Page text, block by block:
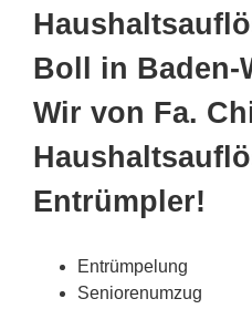
Boll in Baden-
Wir von Fa.
Entrümpler!
Entrümpelung
Seniorenumzug